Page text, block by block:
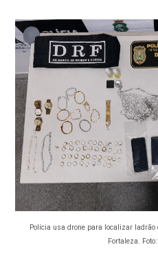
Polícia usa drone para localizar ladrão
Fortaleza.